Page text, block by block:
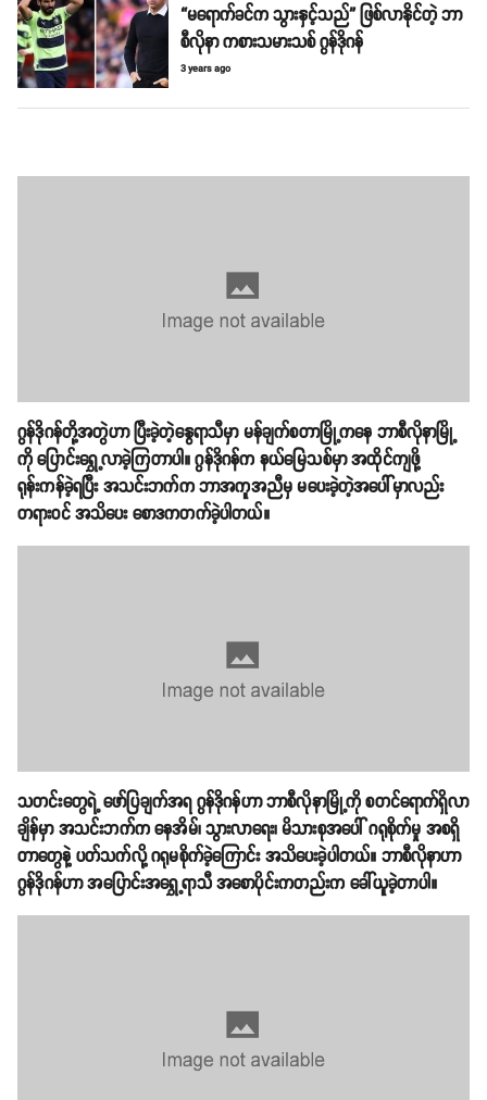
“မရောက်ခင်က သွားနှင့်သည်” ဖြစ်လာနိုင်တဲ့ ဘာ
စီလိုနာ ကစားသမားသစ် ဂွန်ဒိုဂန်
3 years ago
ဂွန်ဒိုဂန်တို့အတွဲဟာ ပြီးခဲ့တဲ့နွေရာသီမှာ မန်ချက်စတာမြို့ကနေ ဘာစီလိုနာမြို့
ကို ပြောင်းရွှေ့လာခဲ့ကြတာပါ။ ဂွန်ဒိုဂန်က နယ်မြေသစ်မှာ အထိုင်ကျဖို့
ရုန်းကန်ခဲ့ရပြီး အသင်းဘက်က ဘာအကူအညီမှ မပေးခဲ့တဲ့အပေါ်မှာလည်း
တရားဝင် အသိပေး စောဒကတက်ခဲ့ပါတယ်။
သတင်းတွေရဲ့ ဖော်ပြချက်အရ ဂွန်ဒိုဂန်ဟာ ဘာစီလိုနာမြို့ကို စတင်ရောက်ရှိလာ
ချိန်မှာ အသင်းဘက်က နေအိမ်၊ သွားလာရေး၊ မိသားစုအပေါ် ဂရုစိုက်မှု အစရှိ
တာတွေနဲ့ ပတ်သက်လို့ ဂရုမစိုက်ခဲ့ကြောင်း အသိပေးခဲ့ပါတယ်။ ဘာစီလိုနာဟာ
ဂွန်ဒိုဂန်ဟာ အပြောင်းအရွှေ့ရာသီ အစောပိုင်းကတည်းက ခေါ်ယူခဲ့တာပါ။